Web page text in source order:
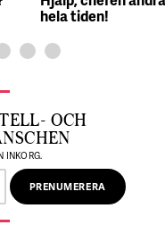
hela tiden!
OCH
INKORG.